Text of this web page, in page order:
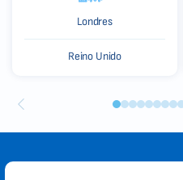
Londres
Reino Unido